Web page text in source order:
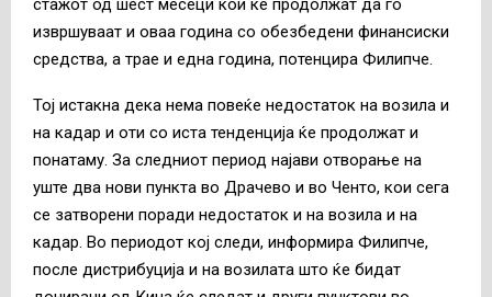
стажот од шест месеци кои ќе продолжат да го
извршуваат и оваа година со обезбедени финансиски
средства, а трае и една година, потенцира Филипче.
Тој истакна дека нема повеќе недостаток на возила и
на кадар и оти со иста тенденција ќе продолжат и
понатаму. За следниот период најави отворање на
уште два нови пункта во Драчево и во Ченто, кои сега
се затворени поради недостаток и на возила и на
кадар. Во периодот кој следи, информира Филипче,
после дистрибуција и на возилата што ќе бидат